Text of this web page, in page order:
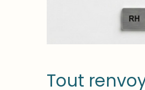
Tout